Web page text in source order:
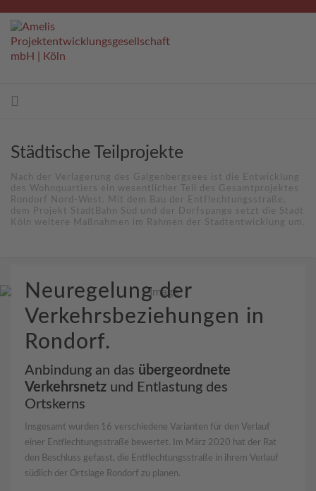
Städtische Teilprojekte
Nach der Verlagerung des Galgenbergsees ist die Entwicklung
des Wohnquartiers ein wesentlicher Teil des Gesamtprojektes
Rondorf Nord-West. Mit dem Bau der Entflechtungsstraße,
dem Projekt StadtBahn Süd und der Dorfspange setzt die Stadt
Köln weitere Maßnahmen im Rahmen der Stadtentwicklung um.
Neuregelung der
Verkehrsbeziehungen in
Rondorf.
Anbindung an das übergeordnete
Verkehrsnetz und Entlastung des
Ortskerns
Insgesamt wurden 16 verschiedene Varianten für den Verlauf
einer Entflechtungsstraße bewertet. Im März 2020 hat der Rat
den Beschluss gefasst, die Entflechtungsstraße in ihrem Verlauf
südlich der Ortslage Rondorf zu planen.